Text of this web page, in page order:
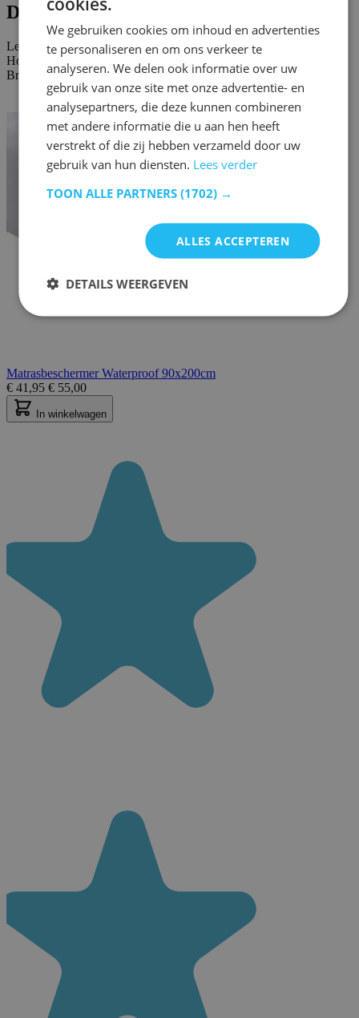
Dit vind je misschien ook leuk
Lengte:200 cm
Hoogte:
Breedte/diepte:90 cm
Matrasbeschermer Waterproof 90x200cm
€ 41,95 € 55,00
In winkelwagen
We gebruiken cookies om inhoud en advertenties
te personaliseren en om ons verkeer te
analyseren. We delen ook informatie over uw
gebruik van onze site met onze advertentie- en
analysepartners, die deze kunnen combineren
met andere informatie die u aan hen heeft
verstrekt of die zij hebben verzameld door uw
gebruik van hun diensten. Lees verder
TOON ALLE PARTNERS (1702) →
ALLES ACCEPTEREN
DETAILS WEERGEVEN